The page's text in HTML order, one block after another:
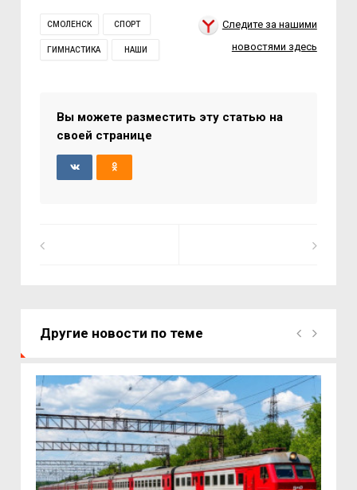
СМОЛЕНСК СПОРТ
ГИМНАСТИКА НАШИ
Следите за нашими
новостями здесь
Вы можете разместить эту статью на
своей странице
Другие новости по теме